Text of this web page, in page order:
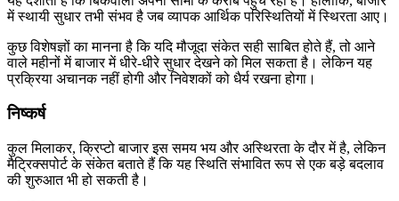
में स्थायी सुधार तभी संभव है जब व्यापक आर्थिक परिस्थितियों में स्थिरता आए।
कुछ विशेषज्ञों का मानना है कि यदि मौजूदा संकेत सही साबित होते हैं, तो आने
वाले महीनों में बाजार में धीरे-धीरे सुधार देखने को मिल सकता है। लेकिन यह
प्रक्रिया अचानक नहीं होगी और निवेशकों को धैर्य रखना होगा।
निष्कर्ष
कुल मिलाकर, क्रिप्टो बाजार इस समय भय और अस्थिरता के दौर में है, लेकिन
मैट्रिक्सपोर्ट के संकेत बताते हैं कि यह स्थिति संभावित रूप से एक बड़े बदलाव
की शुरुआत भी हो सकती है।